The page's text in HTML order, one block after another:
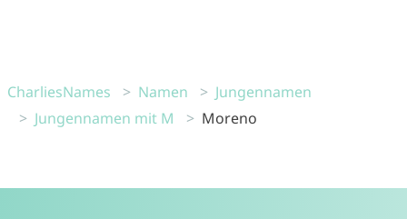
CharliesNames Namen
Jungennamen
Jungennamen mit M
Moreno